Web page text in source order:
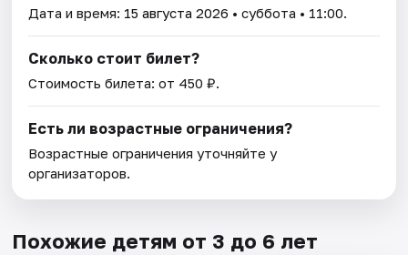
Дата и время: 15 августа 2026 • суббота • 11:00.
Сколько стоит билет?
Стоимость билета: от 450 ₽.
Есть ли возрастные ограничения?
Возрастные ограничения уточняйте у
организаторов.
Похожие детям от 3 до 6 лет